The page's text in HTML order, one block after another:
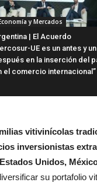
y Mercados
| El Acuerdo
UE es un antes y un
en la inserción del
el comercio internacional”
vitivinícolas
inversionistas
Unidos,
su portafolio